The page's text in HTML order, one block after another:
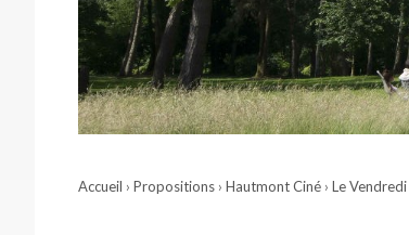
Accueil › Propositions › Hautmont Ciné › Le